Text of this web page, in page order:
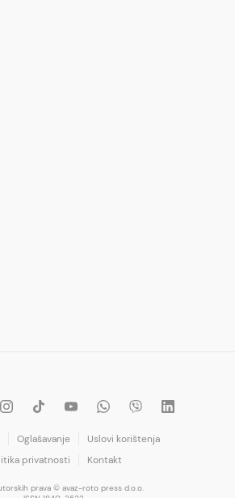
Oglašavanje
Uslovi korištenja
privatnosti
Kontakt
prava © avaz-roto press d.o.o.